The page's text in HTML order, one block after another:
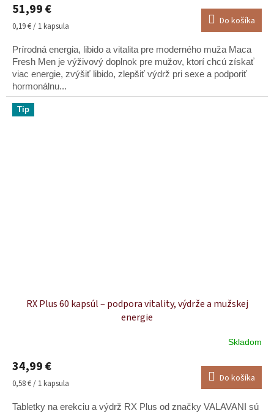
produktu
je
5,0
z
5
hviezdičiek.
51,99 €
Jednotková
0,19 € / 1 kapsula Do košíka
Prírodná energia, libido a vitalita pre moderného muža Maca
Fresh Men je výživový doplnok pre mužov, ktorí chcú získať
viac energie, zvýšiť libido, zlepšiť výdrž pri sexe a podporiť
hormonálnu...
Tip
RX Plus 60 kapsúl – podpora vitality, výdrže a mužskej
energie
produktu
je
5,0
z
Skladom
34,99 €
Jednotková
0,58 € / 1 kapsula Do košíka
Tabletky na erekciu a výdrž RX Plus od značky VALAVANI sú